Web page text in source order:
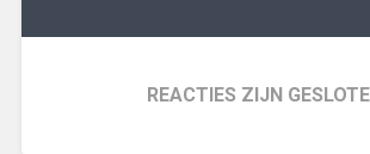
REACTIES ZIJN